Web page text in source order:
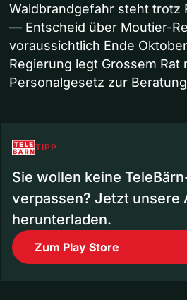
Waldbrandgefahr steht trotz
— Entscheid über Moutier-
voraussichtlich Ende
Regierung legt Grossem Rat
Personalgesetz zur
TIPP
Sie wollen keine
verpassen? Jetzt unsere
herunterladen.
Zum Play Store